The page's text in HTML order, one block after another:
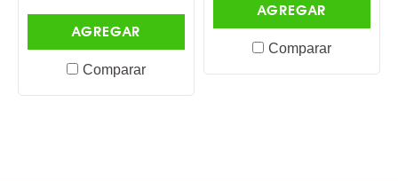
AGREGAR
Comparar
AGREGAR
Comparar